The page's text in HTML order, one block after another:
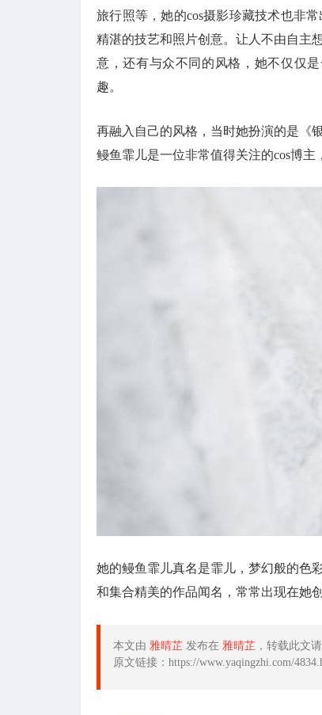
旅行照等，她的cos摄影珍藏技术也非
精湛的技艺和照片创意。让人不由自主
意，还有与众不同的风格，她不仅仅
趣。
再融入自己的风格，当时她扮演的是《
鳗鱼霏儿是一位非常值得关注的cos博主
她的鳗鱼霏儿真名是霏儿，梦幻般的色
和集合精美的作品闻名，常常出现在她
本文由 雅晴芷 发布在 雅晴芷 ，转载此文
原文链接：https://www.yaqingzhi.com/